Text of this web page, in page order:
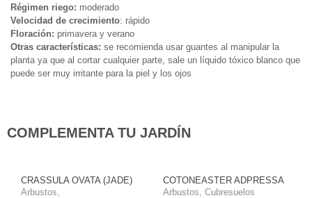
Régimen riego: moderado
Velocidad de crecimiento: rápido
Floración: primavera y verano
Otras características: se recomienda usar guantes al manipular la
planta ya que al cortar cualquier parte, sale un líquido tóxico blanco que
puede ser muy irritante para la piel y los ojos
COMPLEMENTA TU JARDÍN
Arbustos
CRASSULA OVATA (JADE)
Arbustos Cubresuelos
COTONEASTER ADPRESSA